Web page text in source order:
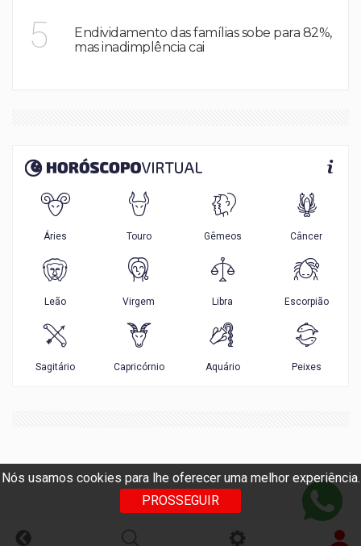
Nós usamos cookies para lhe oferecer uma melhor experiência.
PROSSEGUIR
5
Endividamento das famílias sobe para 82%,
mas inadimplência cai